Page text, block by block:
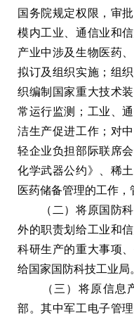
国务院规定权限，审
模内工业、通信业和
产业中涉及生物医药
拟订及组织实施；组
织编制国家重大技术
常运行监测；工业、
洁生产促进工作；对
轻企业负担部际联席
化学武器公约》、稀
医药储备管理的工作，
（二）将原国防科
外的职责划给工业和
科研生产的重大事项
给国家国防科技工业局
（三）将原信息产
部。其中军工电子管